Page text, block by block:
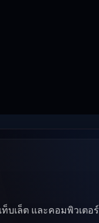
บเล็ต และคอมพิวเตอร์